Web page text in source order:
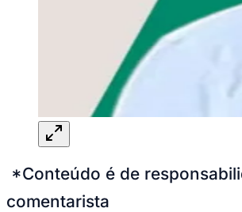
*Conteúdo é de
comentarista